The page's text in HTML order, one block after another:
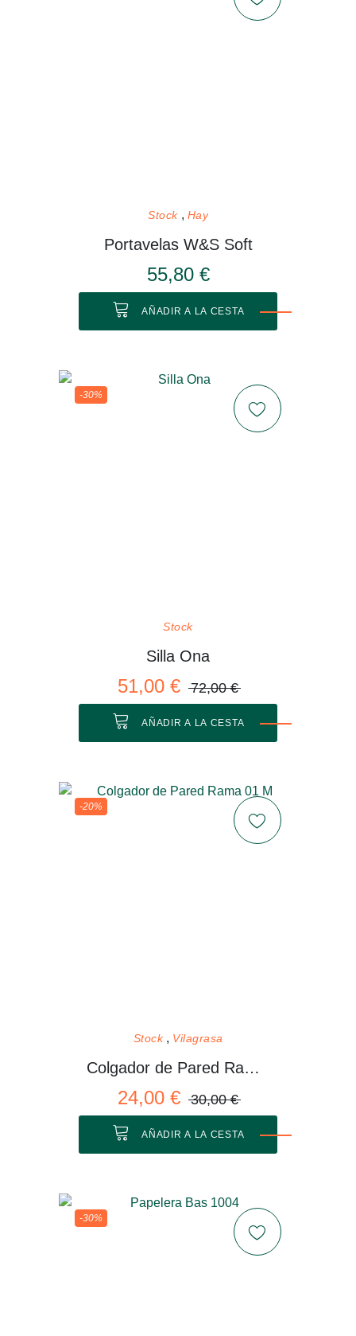
Stock Hay
Portavelas W&S Soft
55,80 €
AÑADIR A LA CESTA
-30%
Stock
Silla Ona
51,00 € 72,00 €
AÑADIR A LA CESTA
-20%
Stock Vilagrasa
Colgador de Pared Rama 01 M
24,00 € 30,00 €
AÑADIR A LA CESTA
-30%